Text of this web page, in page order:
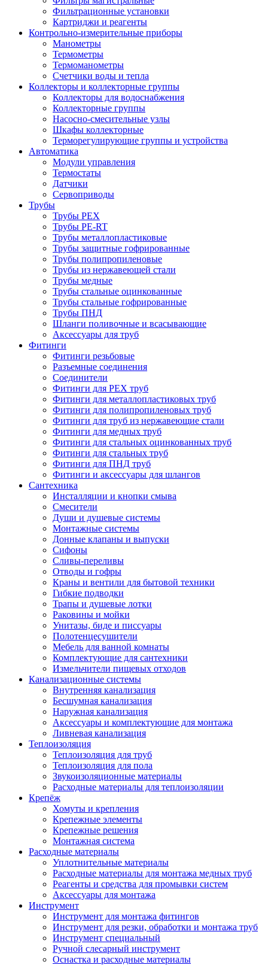
Фильтрационные установки
Картриджи и реагенты
Контрольно-измерительные приборы
Манометры
Термометры
Термоманометры
Счетчики воды и тепла
Коллекторы и коллекторные группы
Коллекторы для водоснабжения
Коллекторные группы
Насосно-смесительные узлы
Шкафы коллекторные
Терморегулирующие группы и устройства
Автоматика
Модули управления
Термостаты
Датчики
Сервоприводы
Трубы
Трубы PEX
Трубы PE-RT
Трубы металлопластиковые
Трубы защитные гофрированные
Трубы полипропиленовые
Трубы из нержавеющей стали
Трубы медные
Трубы стальные оцинкованные
Трубы стальные гофрированные
Трубы ПНД
Шланги поливочные и всасывающие
Аксессуары для труб
Фитинги
Фитинги резьбовые
Разъемные соединения
Соединители
Фитинги для PEX труб
Фитинги для металлопластиковых труб
Фитинги для полипропиленовых труб
Фитинги для труб из нержавеющие стали
Фитинги для медных труб
Фитинги для стальных оцинкованных труб
Фитинги для стальных труб
Фитинги для ПНД труб
Фитинги и аксессуары для шлангов
Сантехника
Инсталляции и кнопки смыва
Смесители
Души и душевые системы
Монтажные системы
Донные клапаны и выпуски
Сифоны
Сливы-переливы
Отводы и гофры
Краны и вентили для бытовой техники
Гибкие подводки
Трапы и душевые лотки
Раковины и мойки
Унитазы, биде и писсуары
Полотенцесушители
Мебель для ванной комнаты
Комплектующие для сантехники
Измельчители пищевых отходов
Канализационные системы
Внутренняя канализация
Бесшумная канализация
Наружная канализация
Аксессуары и комплектующие для монтажа
Ливневая канализация
Теплоизоляция
Теплоизоляция для труб
Теплоизоляция для пола
Звукоизоляционные материалы
Расходные материалы для теплоизоляции
Крепёж
Хомуты и крепления
Крепежные элементы
Крепежные решения
Монтажная система
Расходные материалы
Уплотнительные материалы
Расходные материалы для монтажа медных труб
Реагенты и средства для промывки систем
Аксессуары для монтажа
Инструмент
Инструмент для монтажа фитингов
Инструмент для резки, обработки и монтажа труб
Инструмент специальный
Ручной слесарный инструмент
Оснастка и расходные материалы